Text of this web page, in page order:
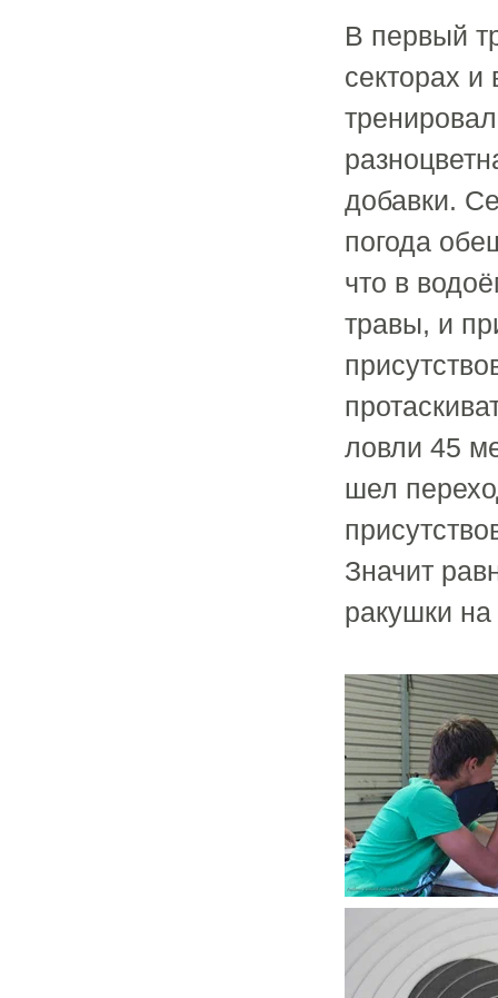
В первый
секторах и
добавки.
погода
что в
травы, и
ловли 45
шел
Значит
ракушки